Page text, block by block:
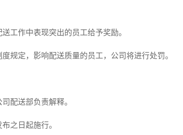
工作中表现突出的员工给予奖励。
规定，影响配送质量的员工，公司将进行处罚。
配送部负责解释。
之日起施行。